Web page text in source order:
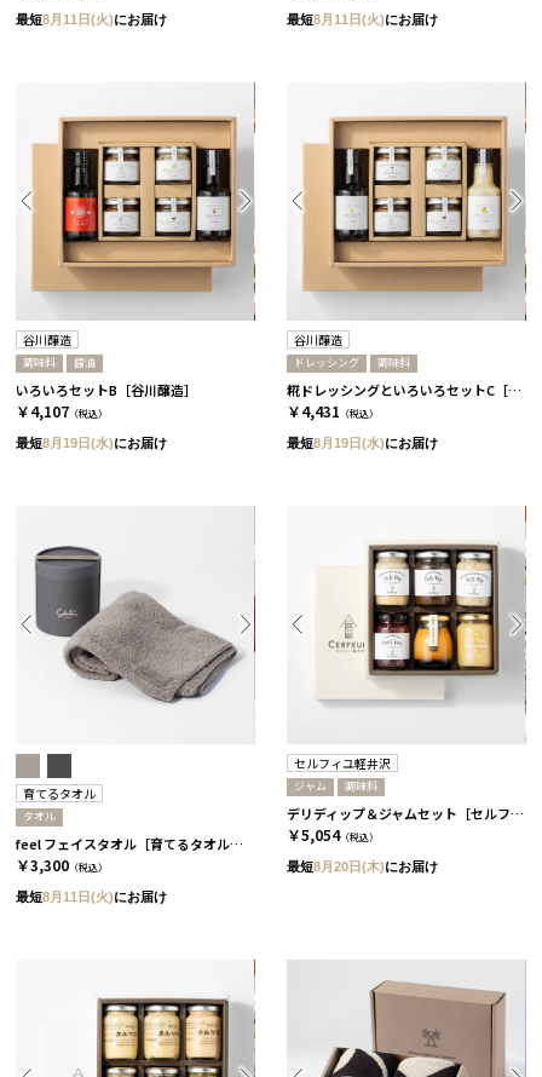
最短8月11日(火)にお届け 最短8月11日(火)にお届け
谷川醸造
調味料 醤油
いろいろセットB［谷川醸造］
￥4,107 （税込）
最短8月19日(水)にお届け
谷川醸造
ドレッシング 調味料
糀ドレッシングといろいろセットC［谷川醸造］
￥4,431 （税込）
最短8月19日(水)にお届け
育てるタオル
タオル
feel フェイスタオル［育てるタオル］/ ムーングレージュ
￥3,300 （税込）
最短8月11日(火)にお届け
セルフィユ軽井沢
ジャム 調味料
デリディップ＆ジャムセット［セルフィユ軽井沢］
￥5,054（税込）
最短8月20日(木)にお届け